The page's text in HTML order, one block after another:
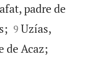
padre de


9 Uzías,
de Acaz;